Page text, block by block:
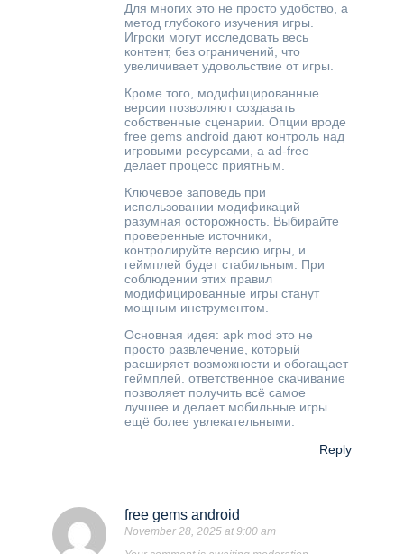
Для многих это не просто удобство, а
метод глубокого изучения игры.
Игроки могут исследовать весь
контент, без ограничений, что
увеличивает удовольствие от игры.
Кроме того, модифицированные
версии позволяют создавать
собственные сценарии. Опции вроде
free gems android дают контроль над
игровыми ресурсами, а ad-free
делает процесс приятным.
Ключевое заповедь при
использовании модификаций —
разумная осторожность. Выбирайте
проверенные источники,
контролируйте версию игры, и
геймплей будет стабильным. При
соблюдении этих правил
модифицированные игры станут
мощным инструментом.
Основная идея: apk mod это не
просто развлечение, который
расширяет возможности и обогащает
геймплей. ответственное скачивание
позволяет получить всё самое
лучшее и делает мобильные игры
ещё более увлекательными.
Reply
free gems android
November 28, 2025 at 9:00 am